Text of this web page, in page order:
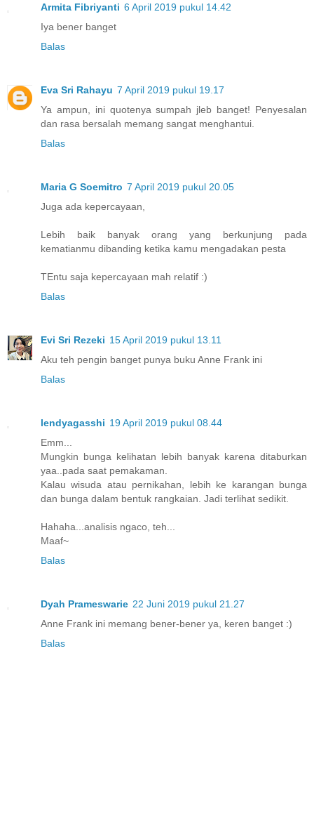
Armita Fibriyanti 6 April 2019 pukul 14.42
Iya bener banget
Balas
Eva Sri Rahayu 7 April 2019 pukul 19.17
Ya ampun, ini quotenya sumpah jleb banget! Penyesalan
dan rasa bersalah memang sangat menghantui.
Balas
Maria G Soemitro 7 April 2019 pukul 20.05
Juga ada kepercayaan,
Lebih baik banyak orang yang berkunjung pada
kematianmu dibanding ketika kamu mengadakan pesta
TEntu saja kepercayaan mah relatif :)
Balas
Evi Sri Rezeki 15 April 2019 pukul 13.11
Aku teh pengin banget punya buku Anne Frank ini
Balas
lendyagasshi 19 April 2019 pukul 08.44
Emm...
Mungkin bunga kelihatan lebih banyak karena ditaburkan
yaa..pada saat pemakaman.
Kalau wisuda atau pernikahan, lebih ke karangan bunga
dan bunga dalam bentuk rangkaian. Jadi terlihat sedikit.
Hahaha...analisis ngaco, teh...
Maaf~
Balas
Dyah Prameswarie 22 Juni 2019 pukul 21.27
Anne Frank ini memang bener-bener ya, keren banget :)
Balas